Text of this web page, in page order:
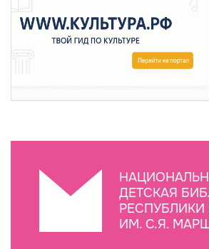
ДЕТСКАЯ
ИМ. С.Я.